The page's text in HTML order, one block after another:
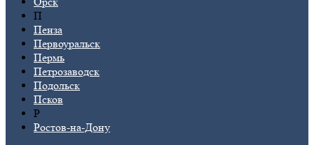
П
Пенза
Первоуральск
Пермь
Петрозаводск
Подольск
Псков
Р
Ростов-на-Дону